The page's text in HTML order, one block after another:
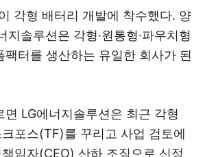
각형 배터리 개발에 착수했다. 양
지솔루션은 각형·원통형·파우치형
팩터를 생산하는 유일한 회사가 된
LG에너지솔루션은 최근 각형
포스(TF)를 꾸리고 사업 검토에
임자(CEO) 산하 조직으로 신정